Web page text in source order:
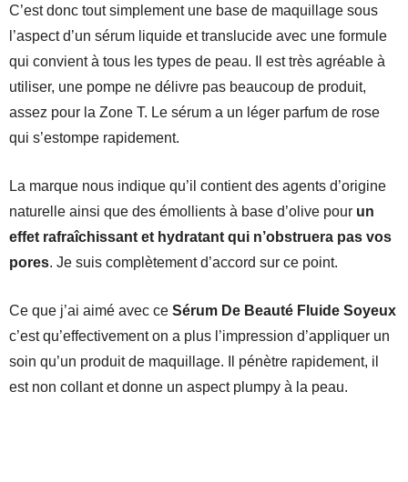
C’est donc tout simplement une base de maquillage sous
l’aspect d’un sérum liquide et translucide avec une formule
qui convient à tous les types de peau. Il est très agréable à
utiliser, une pompe ne délivre pas beaucoup de produit,
assez pour la Zone T. Le sérum a un léger parfum de rose
qui s’estompe rapidement.
La marque nous indique qu’il contient des agents d’origine
naturelle ainsi que des émollients à base d’olive pour un
effet rafraîchissant et hydratant qui n’obstruera pas vos
pores. Je suis complètement d’accord sur ce point.
Ce que j’ai aimé avec ce Sérum De Beauté Fluide Soyeux
c’est qu’effectivement on a plus l’impression d’appliquer un
soin qu’un produit de maquillage. Il pénètre rapidement, il
est non collant et donne un aspect plumpy à la peau.